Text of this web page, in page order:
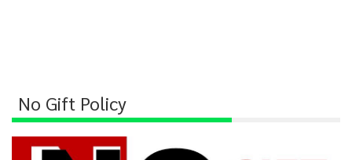
No Gift Policy